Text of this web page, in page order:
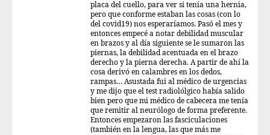
placa del cuello, para ver si tenía una hernia,
pero que conforme estaban las cosas (con lo
del covid19) nos esperaríamos. Pasó el mes y
entonces empecé a notar debilidad muscular
en brazos y al día siguiente se le sumaron las
piernas, la debilidad acentuada en el brazo
derecho y la pierna derecha. A partir de ahí la
cosa derivó en calambres en los dedos,
rampas… Asustada fui al médico de urgencias
y me dijo que el test radiolólgico había salido
bien pero que mi médico de cabecera me tenía
que remitir al neurólogo de forma preferente.
Entonces empezaron las fasciculaciones
(también en la lengua, las que más me